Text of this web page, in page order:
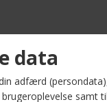
give dig en perfekt
er lavet af en
blødere end almindelig
og aktivt brug.